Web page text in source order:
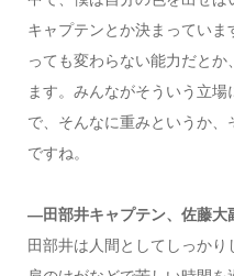
キャプテンとか決まってい
っても変わらない能力だと
ます。みんながそういう立
で、そんなに重みというか
ですね。
―田部井キャプテン、佐藤大
田部井は人間としてしっか